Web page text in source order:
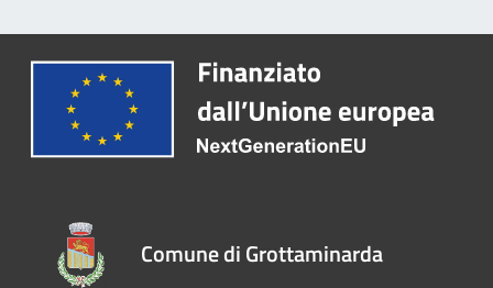
Comune di Grottaminarda